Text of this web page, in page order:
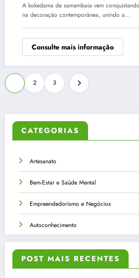
A kokedama de samambaia vem
na decoração contemporânea, unindo a…
Consulte mais informação
Paginação
de
posts
2 3
CATEGORIAS
Artesanato
Bem-Estar e Saúde Mental
Empreendedorismo e Negócios
Autoconhecimento
POST MAIS RECENTES